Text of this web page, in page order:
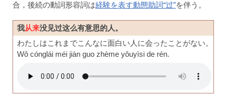
合，後続の動詞形容詞は経験を表す動態助詞“过”を伴う。
我从来没见过这么有意思的人。
わたしはこれまでこんなに面白い人に会ったことがない。
Wǒ cónglái méi jiàn guo zhème yǒuyìsi de rén.